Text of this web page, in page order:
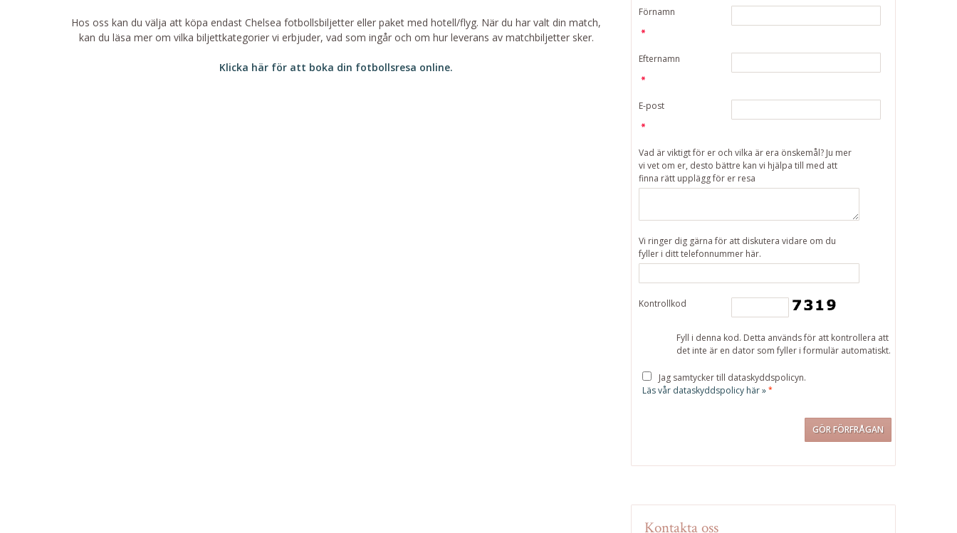
Hos oss kan du välja att köpa endast Chelsea fotbollsbiljetter eller paket med hotell/flyg. När du har valt din match,
kan du läsa mer om vilka biljettkategorier vi erbjuder, vad som ingår och om hur leverans av matchbiljetter sker.
Klicka här för att boka din fotbollsresa online.
Förnamn
Efternamn
E-post
Vad är viktigt för er och vilka är era önskemål? Ju mer
vi vet om er, desto bättre kan vi hjälpa till med att
finna rätt upplägg för er resa
Vi ringer dig gärna för att diskutera vidare om du
fyller i ditt telefonnummer här.
Kontrollkod
Fyll i denna kod. Detta används för att kontrollera att
det inte är en dator som fyller i formulär automatiskt.
Jag samtycker till dataskyddspolicyn.
Läs vår dataskyddspolicy här » *
Kontakta oss